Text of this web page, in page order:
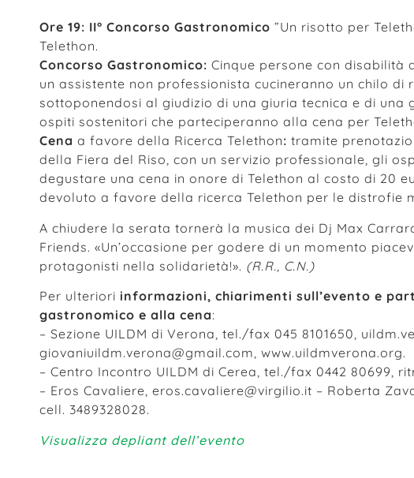
Ore 19: II° Concorso Gastronomico ”Un risotto per
Telethon.
Concorso Gastronomico: Cinque persone con disabilità
un assistente non professionista cucineranno un chilo di
sottoponendosi al giudizio di una giuria tecnica e di
ospiti sostenitori che parteciperanno alla cena per
Cena a favore della Ricerca Telethon: tramite
della Fiera del Riso, con un servizio professionale, gli
degustare una cena in onore di Telethon al costo di 20
devoluto a favore della ricerca Telethon per le distrofie
A chiudere la serata tornerà la musica dei Dj Max
Friends. «Un’occasione per godere di un momento
protagonisti nella solidarietà!». (R.R., C.N.)
Per ulteriori informazioni, chiarimenti sull’evento e
gastronomico e alla cena:
– Sezione UILDM di Verona, tel./fax 045 8101650,
giovaniuildm.verona@gmail.com, www.uildmverona.org.
– Centro Incontro UILDM di Cerea, tel./fax 0442 80699,
– Eros Cavaliere, eros.cavaliere@virgilio.it – Roberta
cell. 3489328028.
Visualizza depliant dell’evento